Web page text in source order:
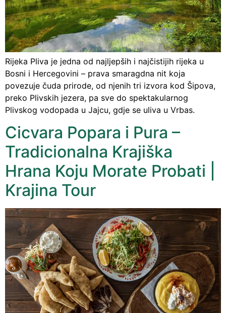
Rijeka Pliva je jedna od najljepših i najčistijih rijeka u
Bosni i Hercegovini – prava smaragdna nit koja
povezuje čuda prirode, od njenih tri izvora kod Šipova,
preko Plivskih jezera, pa sve do spektakularnog
Plivskog vodopada u Jajcu, gdje se uliva u Vrbas.
Cicvara Popara i Pura –
Tradicionalna Krajiška
Hrana Koju Morate Probati |
Krajina Tour